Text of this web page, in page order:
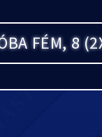
FÉM, 8